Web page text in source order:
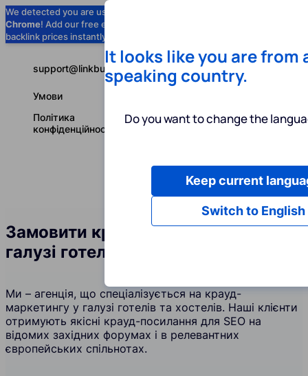
We detected you are using
Chrome! Add our free extension to check
backlink prices instantly as you browse.
Послуги
Українська
support@linkbuilder.com
Умови
Політика
конфіденційності
Замовити крауд-посилання у
галузі готелів та хостелів
Ми – агенція, що спеціалізується на крауд-
маркетингу у галузі готелів та хостелів. Наші клієнти
отримують якісні крауд-посилання для SEO на
відомих західних форумах і в релевантних
європейських спільнотах.
It looks like you are from
speaking country.
Do you want to change the
Switch to English
Keep current